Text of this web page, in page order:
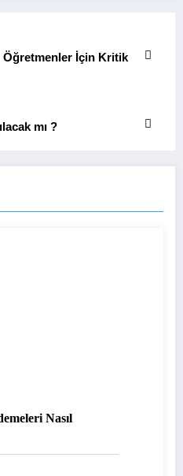
Öğretmenler İçin Kritik
mı ?
Nasıl